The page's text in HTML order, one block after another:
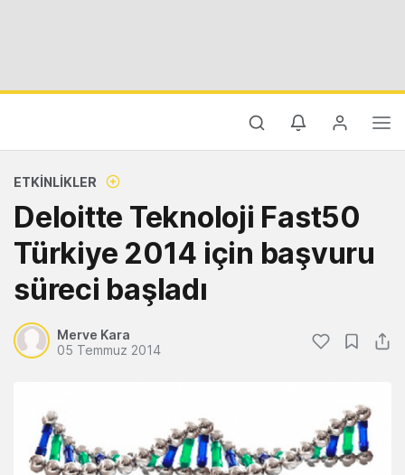
ETKINLIKLER
Deloitte Teknoloji Fast50
Türkiye 2014 için başvuru
süreci başladı
Merve Kara
05 Temmuz 2014